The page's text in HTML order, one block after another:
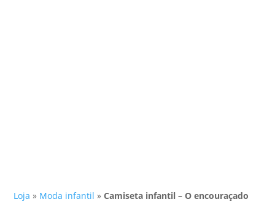
Loja » Moda infantil »Camiseta infantil – O encouraçado